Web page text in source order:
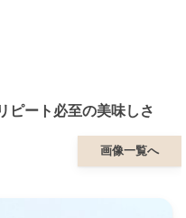
ピート必至の美味しさ
画像一覧へ